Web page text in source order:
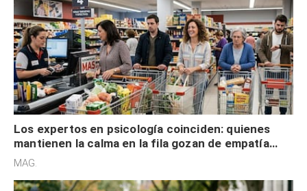
Los expertos en psicología coinciden: quienes
mantienen la calma en la fila gozan de empatía
cognitiva, gratitud y no solo tienen autocontrol
MAG.